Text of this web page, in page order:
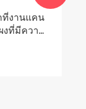
ที่งานแคน
ที่มีความ